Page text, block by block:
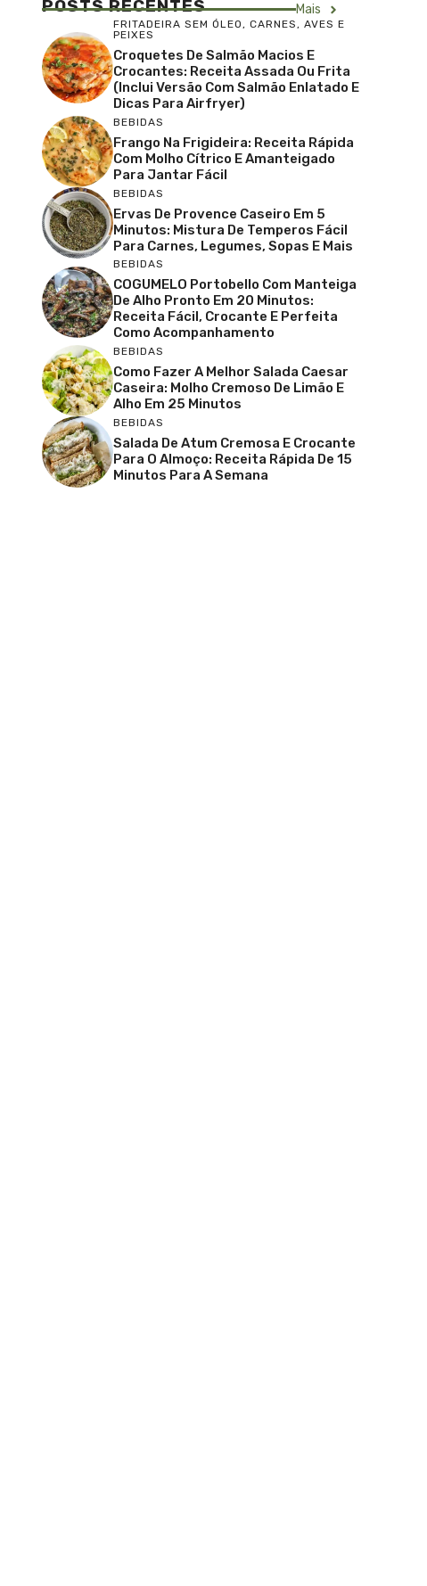
POSTS RECENTES Mais
FRITADEIRA SEM ÓLEO, CARNES, AVES E
PEIXES
Croquetes De Salmão Macios E
Crocantes: Receita Assada Ou Frita
(inclui Versão Com Salmão Enlatado E
Dicas Para Airfryer)
BEBIDAS
Frango Na Frigideira: Receita Rápida
Com Molho Cítrico E Amanteigado
Para Jantar Fácil
BEBIDAS
Ervas De Provence Caseiro Em 5
Minutos: Mistura De Temperos Fácil
Para Carnes, Legumes, Sopas E Mais
BEBIDAS
COGUMELO Portobello Com Manteiga
De Alho Pronto Em 20 Minutos:
Receita Fácil, Crocante E Perfeita
Como Acompanhamento
BEBIDAS
Como Fazer A Melhor Salada Caesar
Caseira: Molho Cremoso De Limão E
Alho Em 25 Minutos
BEBIDAS
Salada De Atum Cremosa E Crocante
Para O Almoço: Receita Rápida De 15
Minutos Para A Semana